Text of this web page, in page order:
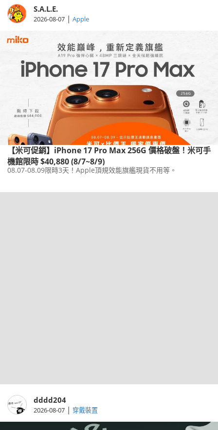
S.A.L.E.
2026-08-07 | Apple
【米可促銷】iPhone 17 Pro Max 256G 價格破盤！米可手
機館限時 $40,880 (8/7~8/9)
08.07-08.09限時3天！Apple頂規效能旗艦現貨不用等。
dddd204
2026-08-07 | 穿戴裝置